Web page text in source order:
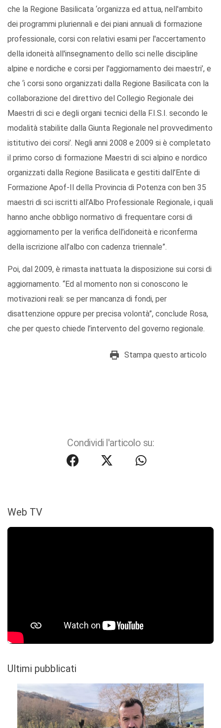
che la Regione Basilicata ‘organizza ed attua, nell'ambito
dei programmi pluriennali e dei piani annuali di formazione
professionale, corsi con relativi esami per l'accertamento
della idoneità all'insegnamento dello sci nelle discipline
alpine e nordiche e corsi per l'aggiornamento dei maestri’, e
che ‘i corsi sono organizzati dalla Regione Basilicata con la
collaborazione del direttivo del Collegio Regionale dei
Maestri di sci e degli organi tecnici della F.I.S.I. secondo le
modalità stabilite dalla Giunta Regionale nel provvedimento
istitutivo dei corsi’. Negli anni 2008 e 2009 si è completato
il primo corso di formazione Maestri di sci alpino e nordico
organizzati dalla Regione Basilicata e gestiti dall’Ente di
Formazione Apof-Il della Provincia di Potenza con ben 35
maestri di sci iscritti all’Albo Professionale Regionale, i quali
hanno anche obbligo normativo di frequentare corsi di
aggiornamento per la verifica dell’idoneità e riconferma
della iscrizione all’albo con cadenza triennale”.
Poi, dal 2009, è rimasta inattuata la disposizione sui corsi di
aggiornamento. “Ed al momento non si conoscono le
motivazioni reali: se per mancanza di fondi, per
disattenzione oppure per precisa volontà”, conclude Rosa,
che per questo chiede l’intervento del governo regionale.
Stampa questo articolo
Condividi l'articolo su:
Web TV
Ultimi pubblicati